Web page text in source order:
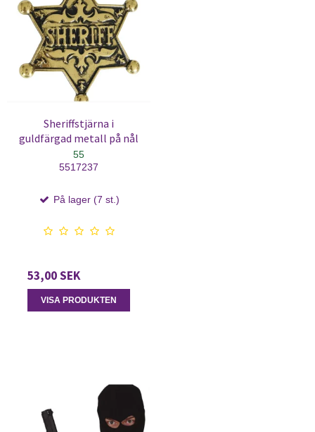
Sheriffstjärna i
guldfärgad metall på nål
55
5517237
På lager (7 st.)
53,00 SEK
VISA PRODUKTEN